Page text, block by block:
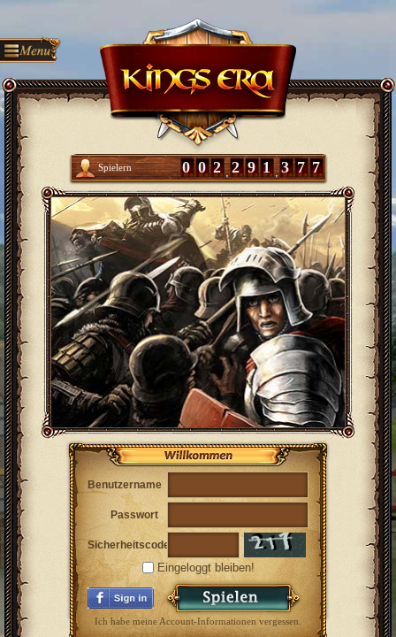
Spielern 0 0 2 2 9 1 3 7 7
Benutzername
Passwort
Sicherheitscode
Eingeloggt bleiben!
Ich habe meine Account-Informationen vergessen.